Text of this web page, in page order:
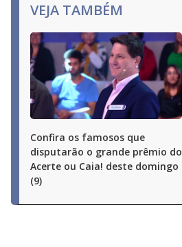
VEJA TAMBÉM
Confira os famosos que
disputarão o grande prêmio do
Acerte ou Caia! deste domingo
(9)